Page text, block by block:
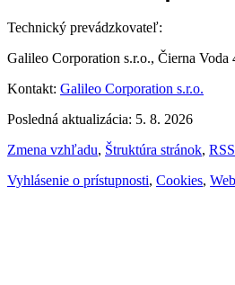
Technický prevádzkovateľ:
Galileo Corporation s.r.o., Čierna Voda
Kontakt: Galileo Corporation s.r.o.
Posledná aktualizácia: 5. 8. 2026
Zmena vzhľadu, Štruktúra stránok, RSS
Vyhlásenie o prístupnosti, Cookies,